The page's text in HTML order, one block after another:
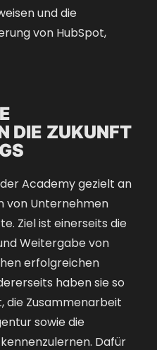
und die
von HubSpot,
DIE ZUKUNFT
Academy gezielt an
von Unternehmen
Ziel ist einerseits die
Weitergabe von
erfolgreichen
haben sie so
die Zusammenarbeit
sowie die
Dafür